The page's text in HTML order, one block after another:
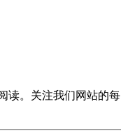
读。关注我们网站的每